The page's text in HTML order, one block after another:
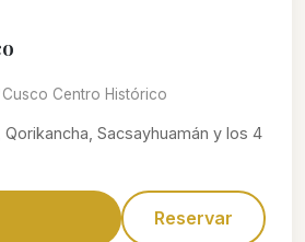
Cusco Centro Histórico
Sacsayhuamán y los 4
Reservar